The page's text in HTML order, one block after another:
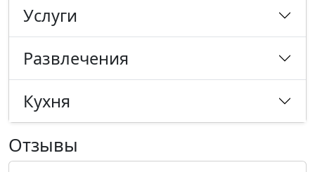
Услуги
Развлечения
Кухня
Отзывы